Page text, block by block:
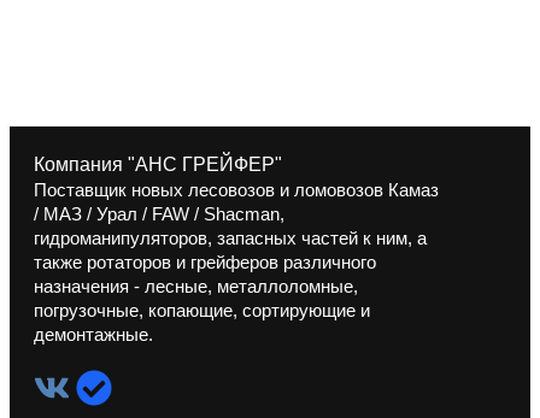
Компания "АНС ГРЕЙФЕР"
Поставщик новых лесовозов и ломовозов Камаз
/ МАЗ / Урал / FAW / Shacman,
гидроманипуляторов, запасных частей к ним, а
также ротаторов и грейферов различного
назначения - лесные, металлоломные,
погрузочные, копающие, сортирующие и
демонтажные.